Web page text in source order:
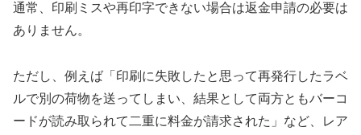
通常、印刷ミスや再印字できない場合は返金申請の必要は
ありません。
ただし、例えば「印刷に失敗したと思って再発行したラベ
ルで別の荷物を送ってしまい、結果として両方ともバーコ
ードが読み取られて二重に料金が請求された」など、レア